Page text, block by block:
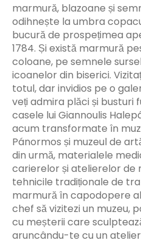
marmură, blazoane și
odihnește la umbra
bucură de prospețimea
1784. Și există marmură
coloane, pe semnele
icoanelor din biserici.
totul, dar invidios pe o
veți admira plăci și busturi
casele lui Giannoulis
acum transformate în
Pánormos și muzeul de
din urmă, materialele
carierelor și atelierelor de
tehnicile tradiționale de
marmură în capodopere
chef să vizitezi un muzeu,
cu meșterii care
aruncându-te cu un